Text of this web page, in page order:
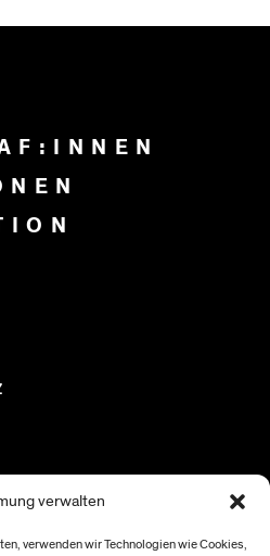
verwalten
verwenden wir Technologien wie Cookies,